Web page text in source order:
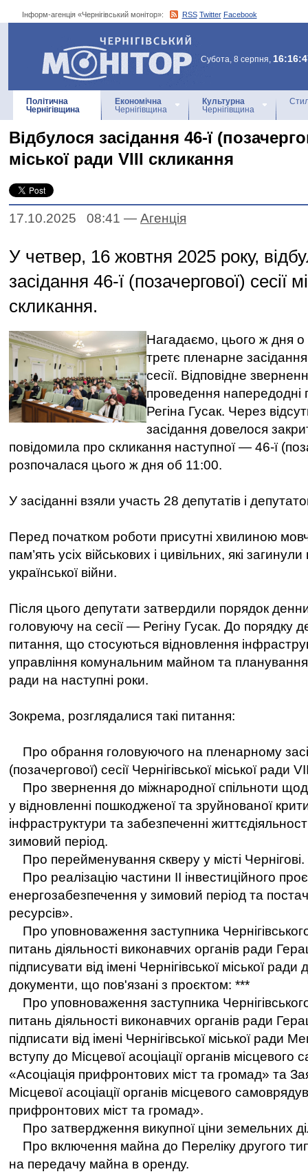
Інформ-агенція «Чернігівський монітор»: RSS Twitter Facebook
Інформ-агенція
«Чернігівський монітор»
Субота, 8 серпня,
Політична
Чернігівщина
Економічна
Чернігівщина
Культурна
Чернігівщина
Відбулося засідання 46-ї
міської ради VIII скликання
17.10.2025 08:41 — Агенцiя
У четвер, 16 жовтня 2025 року,
засідання 46-ї (позачергової) сесії
скликання.
Нагадаємо, цього ж дня
третє пленарне
сесії. Відповідне
проведення напередодні
Регіна Гусак. Через
засідання довелося
повідомила про скликання наступної — 46-ї
розпочалася цього ж дня об 11:00.
У засіданні взяли участь 28 депутатів і
Перед початком роботи присутні хвилиною
пам’ять усіх військових і цивільних, які
української війни.
Після цього депутати затвердили порядок
головуючу на сесії — Регіну Гусак. До порядку
питання, що стосуються відновлення
управління комунальним майном та планування
ради на наступні роки.
Зокрема, розглядалися такі питання:
Про обрання головуючого на пленарному
(позачергової) сесії Чернігівської міської ради
Про звернення до міжнародної спільноти
у відновленні пошкодженої та зруйнованої
інфраструктури та забезпеченні
зимовий період.
Про перейменування скверу у місті Чернігові.
Про реалiзацiю частини II iнвестицiйного
енергозабезпечення у зимовий перiод та
ресурсiв».
Про уповноваження заступника
питань дiяльностi виконавчих органiв ради
пiдписувати вiд iменi Чернiгiвської мiської ради
документи, що пов'язанi з проєктом: ***
Про уповноваження заступника
питань дiяльностi виконавчих органiв ради
пiдписати вiд iменi Чернiгiвської мiської ради
вступу до Мiсцевої acoцiaцiї органів мiсцевого
«Асоцiацiя прифронтових мiст та громад» та
Мiсцевої acoцiaцiї органiв мiсцевого
прифронтових мiст та громад».
Про затвердження викупної цiни земельних
Про включення майна до Перелiку другого
на передачу майна в оренду.